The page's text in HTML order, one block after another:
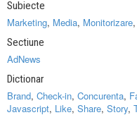
Subiecte
Marketing, Media, Monitorizare,
Sectiune
AdNews
Dictionar
Brand, Check-in, Concurenta,
Javascript, Like, Share, Story,